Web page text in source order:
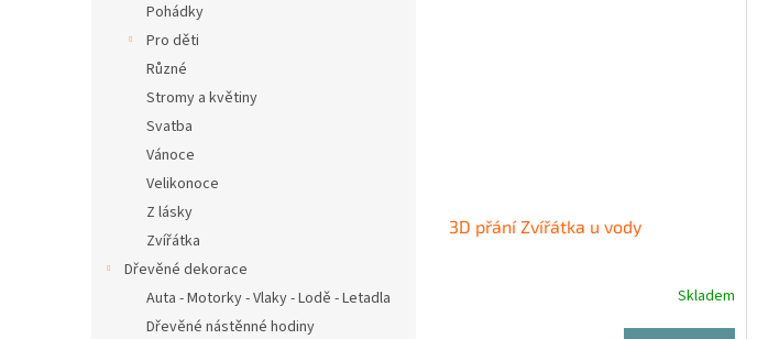
Pohádky
Pro děti
Různé
Stromy a květiny
Svatba
Vánoce
Velikonoce
Z lásky
Zvířátka
Dřevěné dekorace
Auta - Motorky - Vlaky - Lodě - Letadla
Dřevěné nástěnné hodiny
3D přání Zvířátka u vody
Skladem